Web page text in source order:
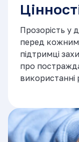
Прозорість у
перед кожним
підтримці
про
використанні